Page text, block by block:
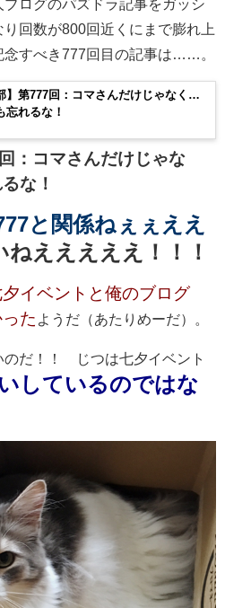
ログのパズドラ記事をガッシ
回数が800回近くにまで膨れ上
念すべき777回目の記事は……。
】第777回：コマさんだけじゃなく…
忘れるな！
回：コマさんだけじゃな
な！
と関係ねぇぇええ
ねえええええ！！！
イベントと俺のブログ
た ようだ（あたりめーだ）。
のだ！！ じつは七夕イベント
しているのではな